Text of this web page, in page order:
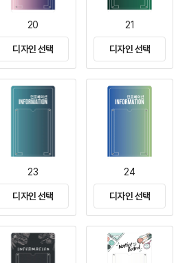
20
디자인 선택
21
디자인 선택
23
디자인 선택
24
디자인 선택